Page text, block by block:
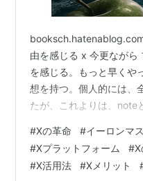
由を感じる x 今更なが
を感じる。もっと早くや
想を持つ。個人的には、
たが、これよりは、note
誤）を続けていこうと思
ーの程、よろしくお願い
分で振り返る！あなたの
#Xの革命 #イーロンマ
#Xプラットフォーム #
#X活用法 #Xメリット